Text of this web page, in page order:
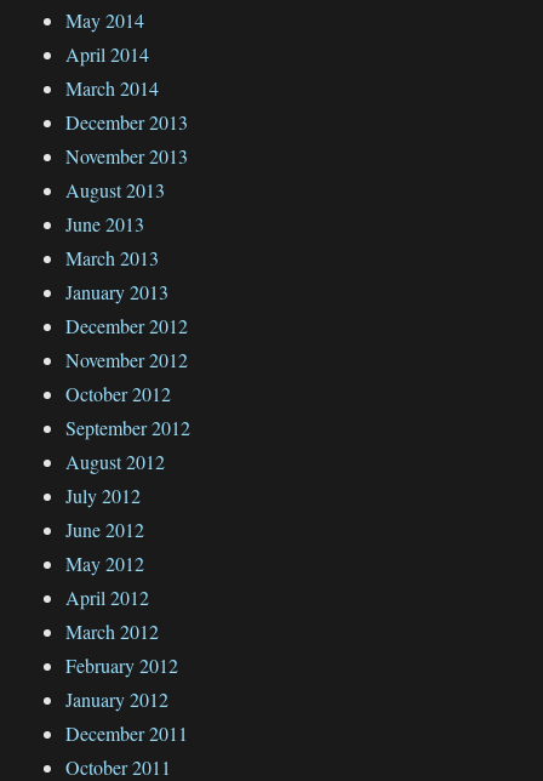
May 2014
April 2014
March 2014
December 2013
November 2013
August 2013
June 2013
March 2013
January 2013
December 2012
November 2012
October 2012
September 2012
August 2012
July 2012
June 2012
May 2012
April 2012
March 2012
February 2012
January 2012
December 2011
October 2011